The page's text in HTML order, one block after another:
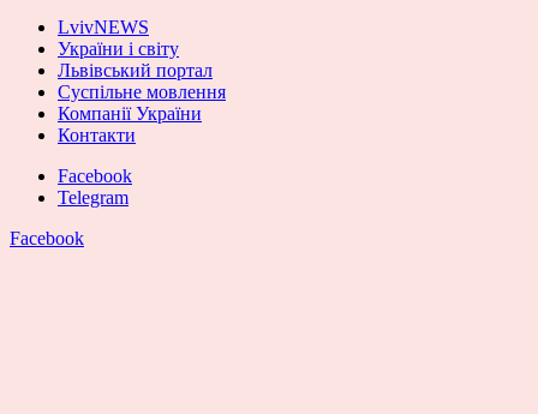
LvivNEWS
України і світу
Львівський портал
Суспільне мовлення
Компанії України
Контакти
Facebook
Telegram
Facebook